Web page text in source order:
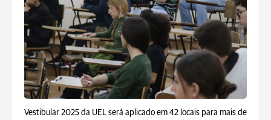
Vestibular 2025 da UEL será aplicado em 42 locais para mais de